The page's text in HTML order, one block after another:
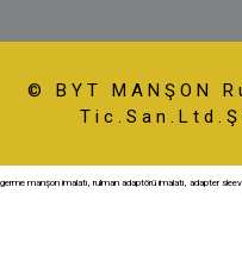
© BYT MANŞON
germe manşon imalatı, rulman adaptörü imalatı, adapter